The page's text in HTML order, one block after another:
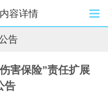
容详情
告
害保险”责任扩展
告